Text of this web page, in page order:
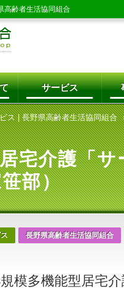
高齢者生活協同組合
サービス
ス|長野県高齢者生活協同組合
宅介護「
部）
長野県高齢者生活協同組合
模多機能型居宅